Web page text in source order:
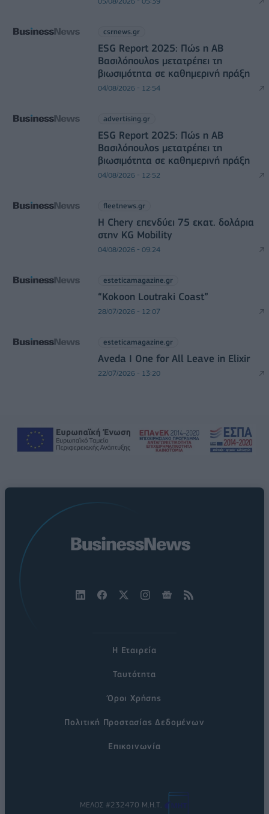
csrnews.gr
ESG Report 2025: Πώς η ΑΒ
Βασιλόπουλος μετατρέπει τη
βιωσιμότητα σε καθημερινή πράξη
04/08/2026 - 12:54
advertising.gr
ESG Report 2025: Πώς η ΑΒ
Βασιλόπουλος μετατρέπει τη
βιωσιμότητα σε καθημερινή πράξη
04/08/2026 - 12:52
fleetnews.gr
Η Chery επενδύει 75 εκατ. δολάρια
στην KG Mobility
04/08/2026 - 09:24
esteticamagazine.gr
“Kokoon Loutraki Coast”
28/07/2026 - 12:07
esteticamagazine.gr
Aveda I One for All Leave in Elixir
22/07/2026 - 13:20
Η Εταιρεία
Ταυτότητα
Όροι Χρήσης
Πολιτική Προστασίας Δεδομένων
Επικοινωνία
ΜΕΛΟΣ #232470 Μ.Η.Τ.